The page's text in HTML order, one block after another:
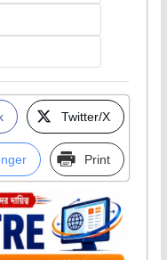
Twitter/X
Print